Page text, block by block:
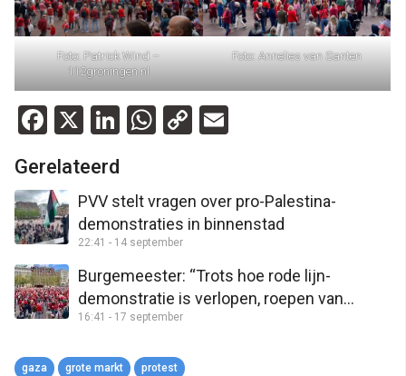
Foto: Patrick Wind –
112groningen.nl
Foto: Annelies van Santen
Facebook
X LinkedIn
WhatsApp
Copy
Gerelateerd
PVV stelt vragen over pro-Palestina-
demonstraties in binnenstad
22:41 - 14 september
Burgemeester: “Trots hoe rode lijn-
demonstratie is verlopen, roepen van
leuzen is onvoldoende om demo te
16:41 - 17 september
gaza grote markt protest